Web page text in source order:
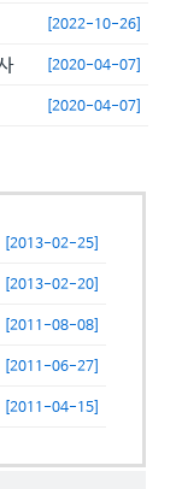
[2022-10-26]
[2020-04-07]
[2020-04-07]
[2013-02-25]
[2013-02-20]
[2011-08-08]
[2011-06-27]
[2011-04-15]